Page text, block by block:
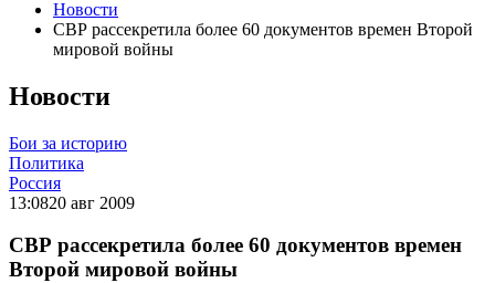
Новости
СВР рассекретила более 60 документов времен Второй
мировой войны
Новости
Бои за историю
Политика
Россия
13:0820 авг 2009
СВР рассекретила более 60 документов времен
Второй мировой войны